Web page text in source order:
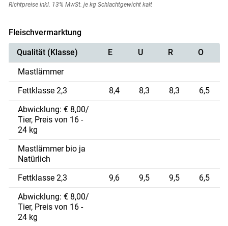
Richtpreise inkl. 13% MwSt. je kg Schlachtgewicht kalt
Fleischvermarktung
Qualität (Klasse) E U R
O
Mastlämmer
Fettklasse 2,3
8,4 8,3 8,3
6,5
Abwicklung: € 8,00/
Tier, Preis von 16 -
24 kg
Mastlämmer bio ja
Natürlich
Fettklasse 2,3
9,6 9,5 9,5
6,5
Abwicklung: € 8,00/
Tier, Preis von 16 -
24 kg